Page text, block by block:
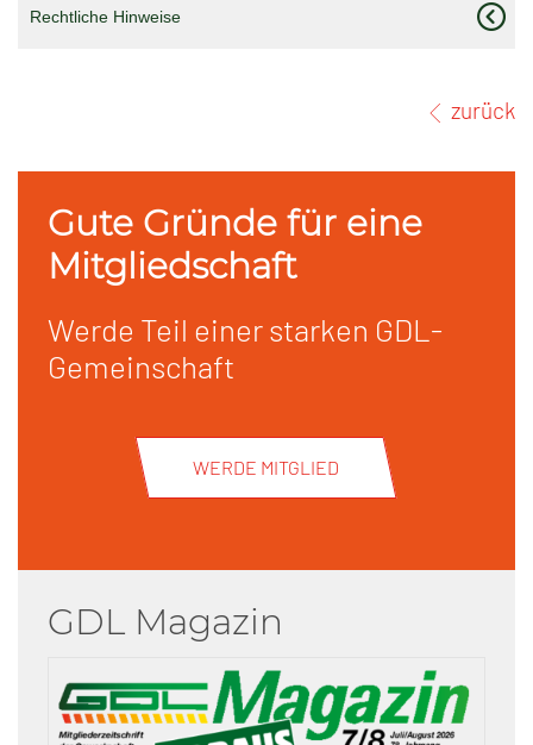
Rechtliche Hinweise
zurück
Gute Gründe für eine
Mitgliedschaft
Werde Teil einer starken GDL-
Gemeinschaft
WERDE MITGLIED
GDL Magazin